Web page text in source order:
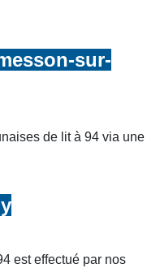
sur-
de lit à 94 via une
est effectué par nos